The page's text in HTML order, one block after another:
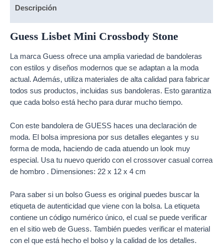
Descripción
Guess Lisbet Mini Crossbody Stone
La marca Guess ofrece una amplia variedad de bandoleras
con estilos y diseños modernos que se adaptan a la moda
actual. Además, utiliza materiales de alta calidad para fabricar
todos sus productos, incluidas sus bandoleras. Esto garantiza
que cada bolso está hecho para durar mucho tiempo.
Con este bandolera de GUESS haces una declaración de
moda. El bolsa impresiona por sus detalles elegantes y su
forma de moda, haciendo de cada atuendo un look muy
especial. Usa tu nuevo querido con el crossover casual correa
de hombro . Dimensiones: 22 x 12 x 4 cm
Para saber si un bolso Guess es original puedes buscar la
etiqueta de autenticidad que viene con la bolsa. La etiqueta
contiene un código numérico único, el cual se puede verificar
en el sitio web de Guess. También puedes verificar el material
con el que está hecho el bolso y la calidad de los detalles.